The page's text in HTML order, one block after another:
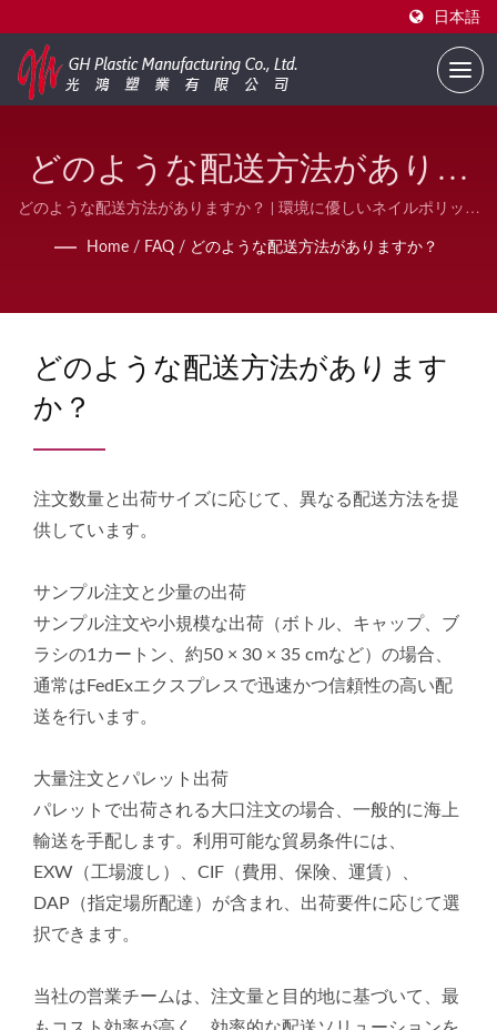
日本語
どのような配送方法がありま
すか？ | FDA準拠のネイルポ
リッシュパッケージ B2B | GH
どのような配送方法がありますか？ | 環境に優しいネイルポリッシ
ュボトル – カスタムロゴ印刷可能 | GH Plastic
Home / FAQ / どのような配送方法がありますか？
どのような配送方法があります
か？
注文数量と出荷サイズに応じて、異なる配送方法を提
供しています。
サンプル注文と少量の出荷
サンプル注文や小規模な出荷（ボトル、キャップ、ブ
ラシの1カートン、約50 × 30 × 35 cmなど）の場合、
通常はFedExエクスプレスで迅速かつ信頼性の高い配
送を行います。
大量注文とパレット出荷
パレットで出荷される大口注文の場合、一般的に海上
輸送を手配します。利用可能な貿易条件には、
EXW（工場渡し）、CIF（費用、保険、運賃）、
DAP（指定場所配達）が含まれ、出荷要件に応じて選
択できます。
当社の営業チームは、注文量と目的地に基づいて、最